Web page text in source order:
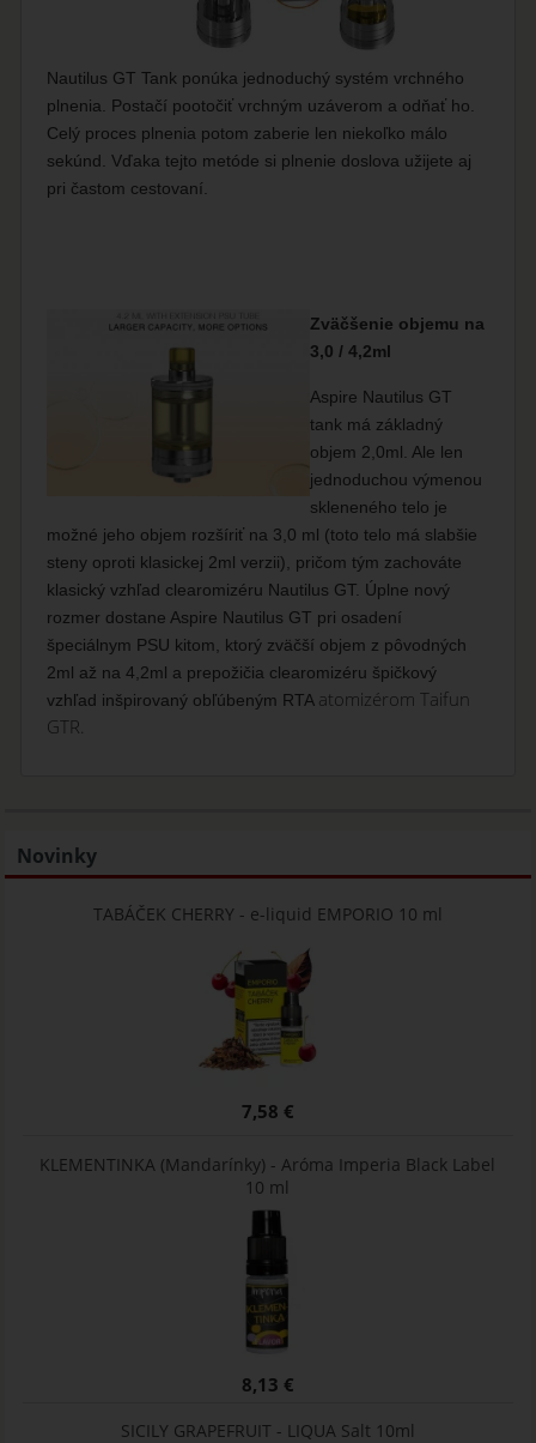
Nautilus GT Tank ponúka jednoduchý systém vrchného
plnenia. Postačí pootočiť vrchným uzáverom a odňať ho.
Celý proces plnenia potom zaberie len niekoľko málo
sekúnd. Vďaka tejto metóde si plnenie doslova užijete aj
pri častom cestovaní.
Zväčšenie objemu na
3,0 / 4,2ml
Aspire Nautilus GT
tank má základný
objem 2,0ml. Ale len
jednoduchou výmenou
skleneného telo je
možné jeho objem rozšíriť na 3,0 ml (toto telo má slabšie
steny oproti klasickej 2ml verzii), pričom tým zachováte
klasický vzhľad clearomizéru Nautilus GT. Úplne nový
rozmer dostane Aspire Nautilus GT pri osadení
špeciálnym PSU kitom, ktorý zväčší objem z pôvodných
2ml až na 4,2ml a prepožičia clearomizéru špičkový
vzhľad inšpirovaný obľúbeným RTA atomizérom Taifun
GTR.
Novinky
TABÁČEK CHERRY - e-liquid EMPORIO 10 ml
7,58 €
KLEMENTINKA (Mandarínky) - Aróma Imperia Black Label
10 ml
8,13 €
SICILY GRAPEFRUIT - LIQUA Salt 10ml